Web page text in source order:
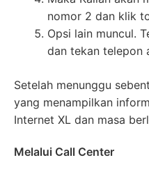
nomor 2 dan klik
Opsi lain muncul.
dan tekan telepon
Setelah menunggu
yang menampilkan
Internet XL dan masa
Melalui Call Center